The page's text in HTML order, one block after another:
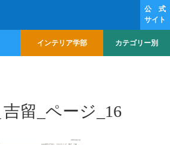
公 式
サイト
インテリア学部 カテゴリー別
留_ページ_16